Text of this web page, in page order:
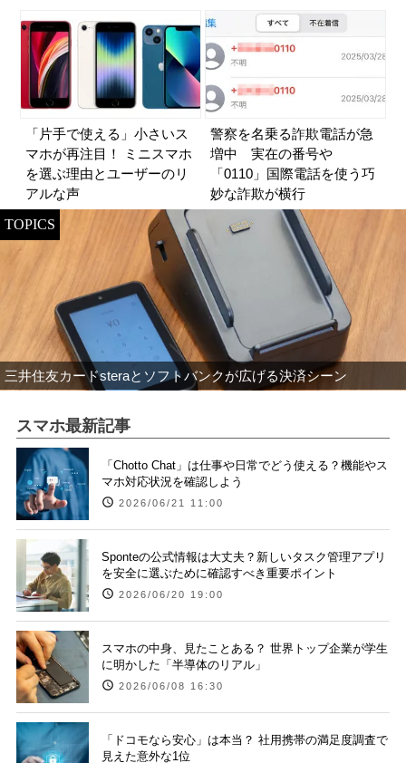
「片手で使える」小さいス
マホが再注目！ ミニスマホ
を選ぶ理由とユーザーのリ
アルな声
警察を名乗る詐欺電話が急
増中 実在の番号や
「0110」国際電話を使う巧
妙な詐欺が横行
TOPICS
三井住友カードsteraとソフトバンクが広げる決済シーン
スマホ最新記事
「Chotto Chat」は仕事や日常でどう使える？機能やス
マホ対応状況を確認しよう
2026/06/21 11:00
Sponteの公式情報は大丈夫？新しいタスク管理アプリ
を安全に選ぶために確認すべき重要ポイント
2026/06/20 19:00
スマホの中身、見たことある？ 世界トップ企業が学生
に明かした「半導体のリアル」
2026/06/08 16:30
「ドコモなら安心」は本当？ 社用携帯の満足度調査で
見えた意外な1位